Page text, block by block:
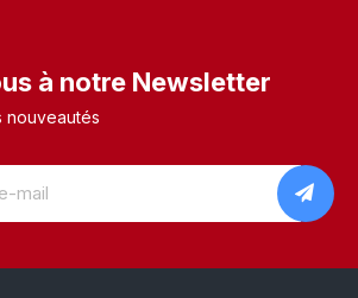
à notre Newsletter
nouveautés